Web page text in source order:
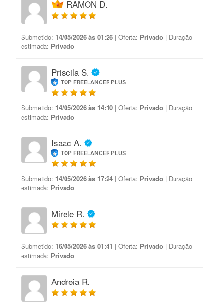
RAMON D.
Submetido: 14/05/2026 às 01:26 | Oferta: Privado | Duração
estimada: Privado
Priscila S.
TOP FREELANCER PLUS
Submetido: 14/05/2026 às 14:10 | Oferta: Privado | Duração
estimada: Privado
Isaac A.
TOP FREELANCER PLUS
Submetido: 14/05/2026 às 17:24 | Oferta: Privado | Duração
estimada: Privado
Mirele R.
Submetido: 16/05/2026 às 01:41 | Oferta: Privado | Duração
estimada: Privado
Andreia R.